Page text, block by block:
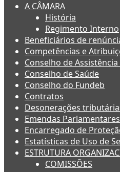
A CÂMARA
História
Regimento Interno
Beneficiários de
Competências e
Conselho de Assistência
Conselho de Saúde
Conselho do Fundeb
Contratos
Desonerações
Emendas Parlamentares
Encarregado de
Estatísticas de Uso de
ESTRUTURA
COMISSÕES